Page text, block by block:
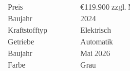
Preis
€119.900 zzgl.
Baujahr
2024
Kraftstofftyp
Elektrisch
Getriebe
Automatik
Baujahr
Mai 2026
Farbe
Grau